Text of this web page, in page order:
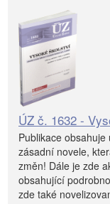
ÚZ č. 1632 -
Publikace
zásadní novele,
změn! Dále je zde
obsahující
zde také